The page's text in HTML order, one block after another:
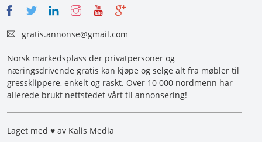
gratis.annonse@gmail.com
Norsk markedsplass der privatpersoner og
næringsdrivende gratis kan kjøpe og selge alt fra møbler til
gressklippere, enkelt og raskt. Over 10 000 nordmenn har
allerede brukt nettstedet vårt til annonsering!
Laget med ♥ av Kalis Media